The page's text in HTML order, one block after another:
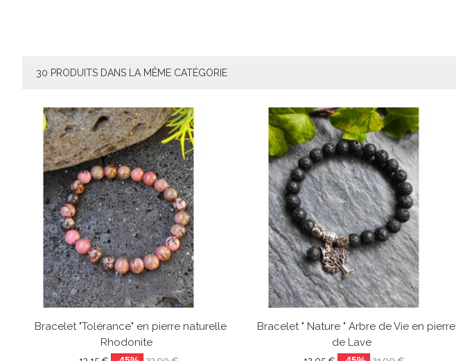
30 PRODUITS DANS LA MÊME CATÉGORIE
Bracelet "Tolérance" en pierre naturelle
Rhodonite
Bracelet " Nature " Arbre de Vie en pierre
de Lave